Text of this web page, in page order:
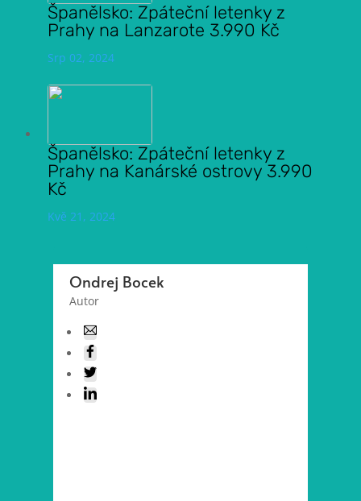
Španělsko: Zpáteční letenky z
Prahy na Lanzarote 3.990 Kč
Srp 02, 2024
Španělsko: Zpáteční letenky z
Prahy na Kanárské ostrovy 3.990
Kč
Kvě 21, 2024
Ondrej Bocek
Autor